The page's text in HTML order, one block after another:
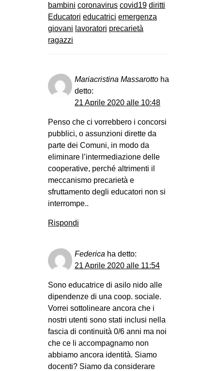
bambini coronavirus covid19 diritti
Educatori educatrici emergenza
giovani lavoratori precarietà
ragazzi
Mariacristina Massarotto ha
detto:
21 Aprile 2020 alle 10:48
Penso che ci vorrebbero i concorsi
pubblici, o assunzioni dirette da
parte dei Comuni, in modo da
eliminare l’intermediazione delle
cooperative, perché altrimenti il
meccanismo precarietà e
sfruttamento degli educatori non si
interrompe..
Rispondi
Federica ha detto:
21 Aprile 2020 alle 11:54
Sono educatrice di asilo nido alle
dipendenze di una coop. sociale.
Vorrei sottolineare ancora che i
nostri utenti sono stati inclusi nella
fascia di continuità 0/6 anni ma noi
che ce li accompagnamo non
abbiamo ancora identità. Siamo
docenti? Siamo da considerare